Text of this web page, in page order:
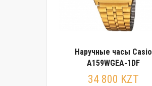
Наручные часы Casio
A159WGEA-1DF
34 800 KZT